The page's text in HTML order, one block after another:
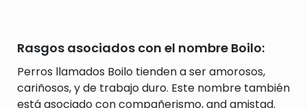
Rasgos asociados con el nombre Boilo:
Perros llamados Boilo tienden a ser amorosos,
cariñosos, y de trabajo duro. Este nombre también
está asociado con compañerismo, and amistad.